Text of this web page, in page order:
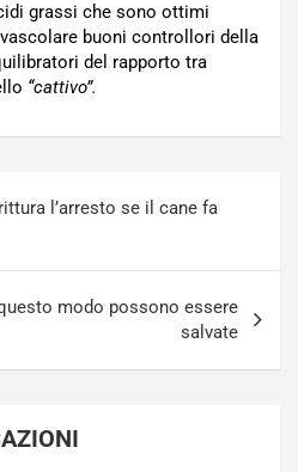
grassi che sono ottimi
buoni controllori della
del rapporto tra
“cattivo”.
l’arresto se il cane fa
modo possono essere
salvate